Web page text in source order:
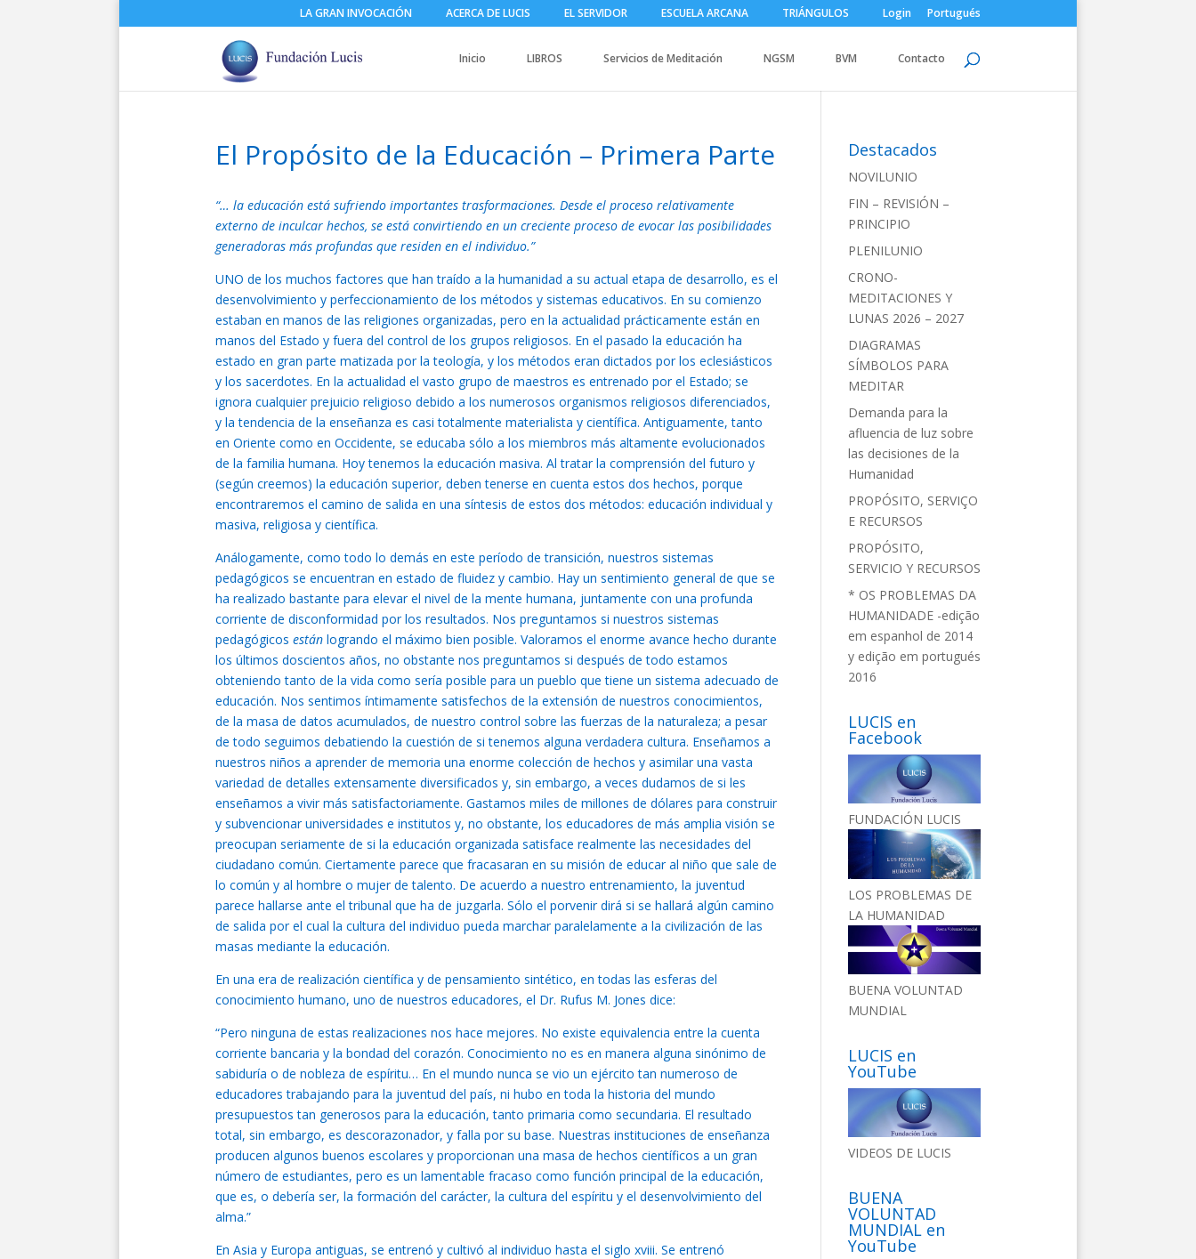
LA GRAN INVOCACIÓN ACERCA DE LUCIS EL SERVIDOR ESCUELA ARCANA TRIÁNGULOS Login Portugués
Inicio LIBROS Servicios de Meditación NGSM BVM Contacto
El Propósito de la Educación – Primera Parte
“… la educación está sufriendo importantes trasformaciones. Desde el proceso relativamente
externo de inculcar hechos, se está convirtiendo en un creciente proceso de evocar las posibilidades
generadoras más profundas que residen en el individuo.”
UNO de los muchos factores que han traído a la humanidad a su actual etapa de desarrollo, es el
desenvolvimiento y perfeccionamiento de los métodos y sistemas educativos. En su comienzo
estaban en manos de las religiones organizadas, pero en la actualidad prácticamente están en
manos del Estado y fuera del control de los grupos religiosos. En el pasado la educación ha
estado en gran parte matizada por la teología, y los métodos eran dictados por los eclesiásticos
y los sacerdotes. En la actualidad el vasto grupo de maestros es entrenado por el Estado; se
ignora cualquier prejuicio religioso debido a los numerosos organismos religiosos diferenciados,
y la tendencia de la enseñanza es casi totalmente materialista y científica. Antiguamente, tanto
en Oriente como en Occidente, se educaba sólo a los miembros más altamente evolucionados
de la familia humana. Hoy tenemos la educación masiva. Al tratar la comprensión del futuro y
(según creemos) la educación superior, deben tenerse en cuenta estos dos hechos, porque
encontraremos el camino de salida en una síntesis de estos dos métodos: educación individual y
masiva, religiosa y científica.
Análogamente, como todo lo demás en este período de transición, nuestros sistemas
pedagógicos se encuentran en estado de fluidez y cambio. Hay un sentimiento general de que se
ha realizado bastante para elevar el nivel de la mente humana, juntamente con una profunda
corriente de disconformidad por los resultados. Nos preguntamos si nuestros sistemas
pedagógicos estánlogrando el máximo bien posible. Valoramos el enorme avance hecho durante
los últimos doscientos años, no obstante nos preguntamos si después de todo estamos
obteniendo tanto de la vida como sería posible para un pueblo que tiene un sistema adecuado de
educación. Nos sentimos íntimamente satisfechos de la extensión de nuestros conocimientos,
de la masa de datos acumulados, de nuestro control sobre las fuerzas de la naturaleza; a pesar
de todo seguimos debatiendo la cuestión de si tenemos alguna verdadera cultura. Enseñamos a
nuestros niños a aprender de memoria una enorme colección de hechos y asimilar una vasta
variedad de detalles extensamente diversificados y, sin embargo, a veces dudamos de si les
enseñamos a vivir más satisfactoriamente. Gastamos miles de millones de dólares para construir
y subvencionar universidades e institutos y, no obstante, los educadores de más amplia visión se
preocupan seriamente de si la educación organizada satisface realmente las necesidades del
ciudadano común. Ciertamente parece que fracasaran en su misión de educar al niño que sale de
lo común y al hombre o mujer de talento. De acuerdo a nuestro entrenamiento, la juventud
parece hallarse ante el tribunal que ha de juzgarla. Sólo el porvenir dirá si se hallará algún camino
de salida por el cual la cultura del individuo pueda marchar paralelamente a la civilización de las
masas mediante la educación.
En una era de realización científica y de pensamiento sintético, en todas las esferas del
conocimiento humano, uno de nuestros educadores, el Dr. Rufus M. Jones dice:
“Pero ninguna de estas realizaciones nos hace mejores. No existe equivalencia entre la cuenta
corriente bancaria y la bondad del corazón. Conocimiento no es en manera alguna sinónimo de
sabiduría o de nobleza de espíritu… En el mundo nunca se vio un ejército tan numeroso de
educadores trabajando para la juventud del país, ni hubo en toda la historia del mundo
presupuestos tan generosos para la educación, tanto primaria como secundaria. El resultado
total, sin embargo, es descorazonador, y falla por su base. Nuestras instituciones de enseñanza
producen algunos buenos escolares y proporcionan una masa de hechos científicos a un gran
número de estudiantes, pero es un lamentable fracaso como función principal de la educación,
que es, o debería ser, la formación del carácter, la cultura del espíritu y el desenvolvimiento del
alma.”
En Asia y Europa antiguas, se entrenó y cultivó al individuo hasta el siglo xviii. Se entrenó
Destacados
NOVILUNIO
FIN – REVISIÓN –
PRINCIPIO
PLENILUNIO
CRONO-
MEDITACIONES Y
LUNAS 2026 – 2027
DIAGRAMAS
SÍMBOLOS PARA
MEDITAR
Demanda para la
afluencia de luz sobre
las decisiones de la
Humanidad
PROPÓSITO, SERVIÇO
E RECURSOS
PROPÓSITO,
SERVICIO Y RECURSOS
* OS PROBLEMAS DA
HUMANIDADE -edição
em espanhol de 2014
y edição em portugués
2016
LUCIS en
Facebook
FUNDACIÓN LUCIS
LOS PROBLEMAS DE
LA HUMANIDAD
BUENA VOLUNTAD
MUNDIAL
LUCIS en
YouTube
VIDEOS DE LUCIS
BUENA
VOLUNTAD
MUNDIAL en
YouTube